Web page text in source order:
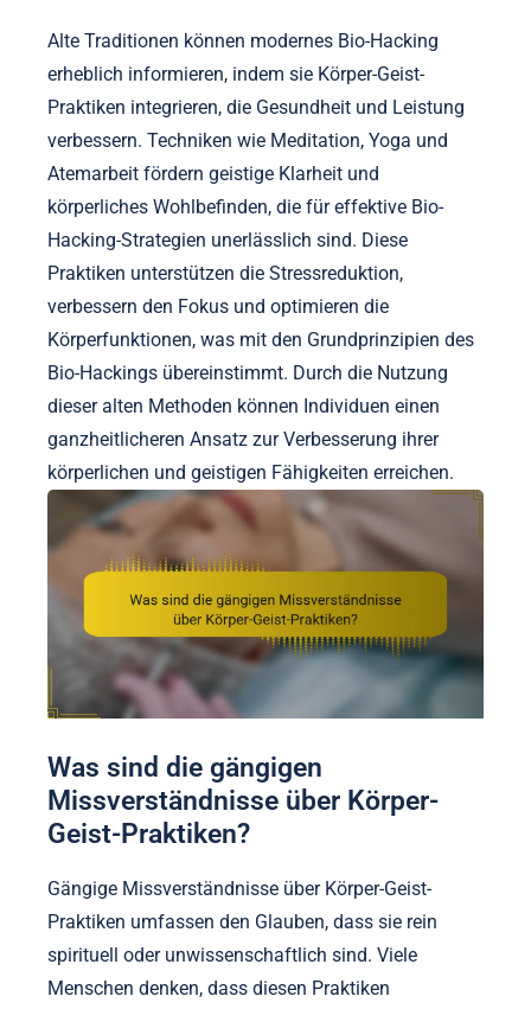
Alte Traditionen können modernes Bio-Hacking
erheblich informieren, indem sie Körper-Geist-
Praktiken integrieren, die Gesundheit und Leistung
verbessern. Techniken wie Meditation, Yoga und
Atemarbeit fördern geistige Klarheit und
körperliches Wohlbefinden, die für effektive Bio-
Hacking-Strategien unerlässlich sind. Diese
Praktiken unterstützen die Stressreduktion,
verbessern den Fokus und optimieren die
Körperfunktionen, was mit den Grundprinzipien des
Bio-Hackings übereinstimmt. Durch die Nutzung
dieser alten Methoden können Individuen einen
ganzheitlicheren Ansatz zur Verbesserung ihrer
körperlichen und geistigen Fähigkeiten erreichen.
Was sind die gängigen
Missverständnisse über Körper-
Geist-Praktiken?
Gängige Missverständnisse über Körper-Geist-
Praktiken umfassen den Glauben, dass sie rein
spirituell oder unwissenschaftlich sind. Viele
Menschen denken, dass diesen Praktiken